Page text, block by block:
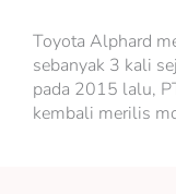
Toyota Alphard
sebanyak 3 kali
pada 2015 lalu,
kembali merilis